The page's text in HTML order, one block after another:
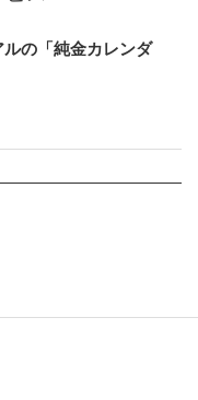
ルの「純金カレンダ